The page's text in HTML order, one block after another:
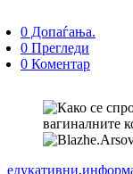
0 Допаѓања.
0 Прегледи
0 Коментар
едукативни,